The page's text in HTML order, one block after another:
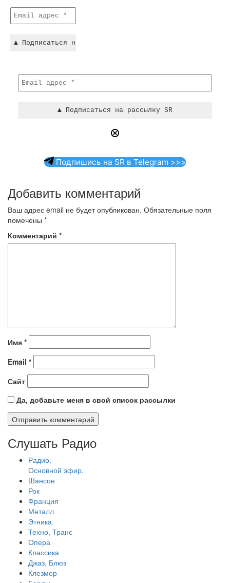
Подпишись на SR в Telegram >>>
Добавить комментарий
Ваш адрес email не будет опубликован. Обязательные поля
помечены *
Комментарий *
Имя *
Email *
Сайт
Да, добавьте меня в свой список рассылки
Слушать Радио
Радио.
Основной эфир.
Шансон
Рок
Франция
Металл
Этника
Техно, Транс
Опера
Классика
Джаз, Блюз
Клезмер